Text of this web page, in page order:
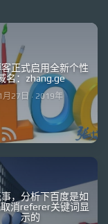
正式启用全新个性
名：zhang.ge
月27日 · 2019年
，分析下百度是如
消referer关键词显
示的